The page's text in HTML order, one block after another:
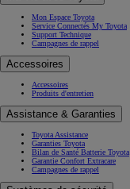
Mon Espace Toyota
Service Connectés My Toyota
Support Technique
Campagnes de rappel
Accessoires
Accessoires
Produits d'entretien
Assistance & Garanties
Toyota Assistance
Garanties Toyota
Bilan de Santé Batterie Toyota
Garantie Confort Extracare
Campagnes de rappel